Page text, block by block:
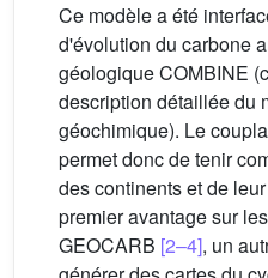
Ce modèle a été
d'évolution du carbone
géologique COMBINE
description détaillée du
géochimique). Le
permet donc de tenir
des continents et de
premier avantage sur
GEOCARB [2–4], un